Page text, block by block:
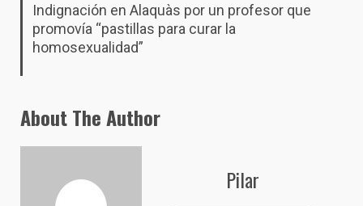
Indignación en Alaquàs por un profesor que
promovía “pastillas para curar la
homosexualidad”
About The Author
Pilar